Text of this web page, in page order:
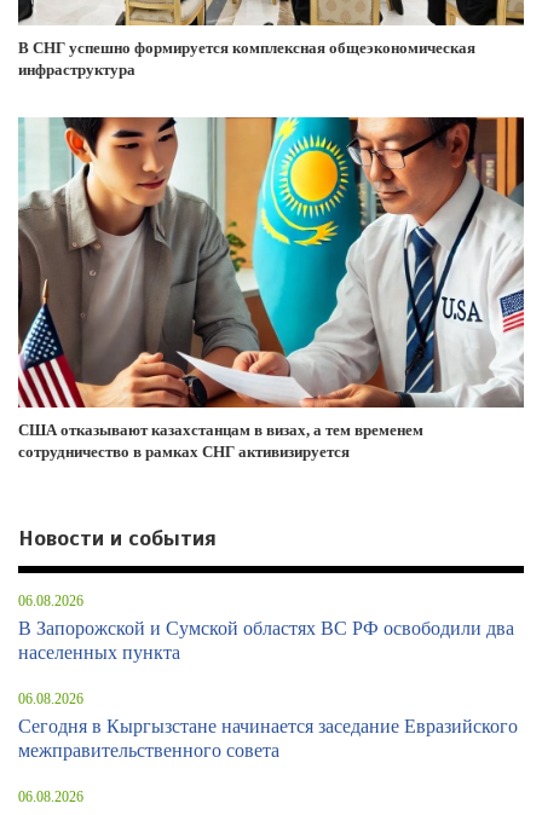
В СНГ успешно формируется комплексная общеэкономическая
инфраструктура
США отказывают казахстанцам в визах, а тем временем
сотрудничество в рамках СНГ активизируется
Новости и события
06.08.2026
В Запорожской и Сумской областях ВС РФ освободили два
населенных пункта
06.08.2026
Сегодня в Кыргызстане начинается заседание Евразийского
межправительственного совета
06.08.2026